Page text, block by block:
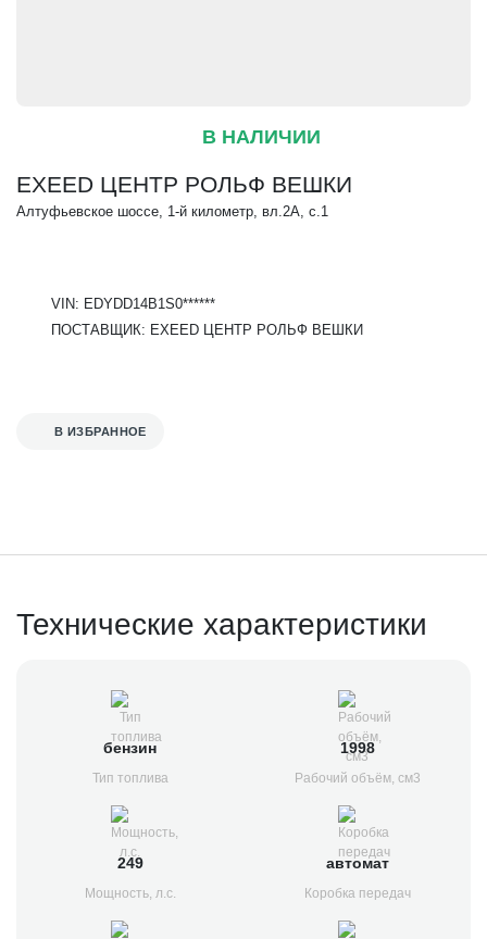
В НАЛИЧИИ
EXEED ЦЕНТР РОЛЬФ ВЕШКИ
Алтуфьевское шоссе, 1-й километр, вл.2А, с.1
VIN: EDYDD14B1S0******
ПОСТАВЩИК: EXEED ЦЕНТР РОЛЬФ ВЕШКИ
В ИЗБРАННОЕ
Технические характеристики
бензин
Тип топлива
1998
Рабочий объём, см3
249
Мощность, л.с.
автомат
Коробка передач